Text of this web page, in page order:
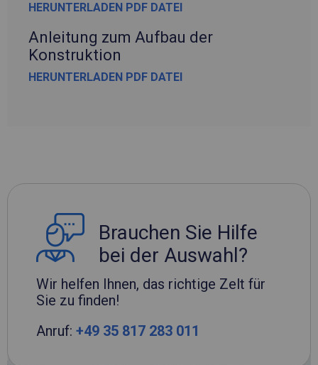
HERUNTERLADEN PDF DATEI
Anleitung zum Aufbau der
Konstruktion
HERUNTERLADEN PDF DATEI
Brauchen Sie Hilfe
bei der Auswahl?
Wir helfen Ihnen, das richtige Zelt für
Sie zu finden!
Anruf: +49 35 817 283 011